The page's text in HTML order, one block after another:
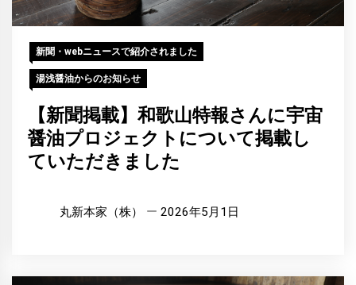
新聞・webニュースで紹介されました
湯浅醤油からのお知らせ
【新聞掲載】和歌山特報さんに宇宙
醤油プロジェクトについて掲載し
ていただきました
丸新本家（株） 2026年5月1日